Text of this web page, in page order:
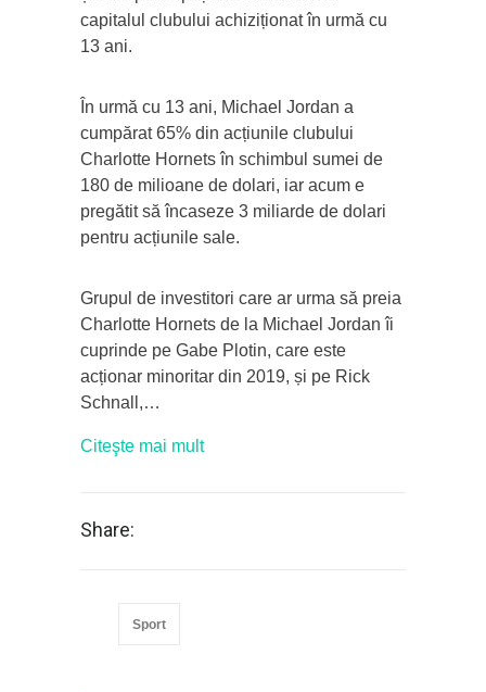
capitalul clubului achiziționat în urmă cu
13 ani.
În urmă cu 13 ani, Michael Jordan a
cumpărat 65% din acțiunile clubului
Charlotte Hornets în schimbul sumei de
180 de milioane de dolari, iar acum e
pregătit să încaseze 3 miliarde de dolari
pentru acțiunile sale.
Grupul de investitori care ar urma să preia
Charlotte Hornets de la Michael Jordan îi
cuprinde pe Gabe Plotin, care este
acționar minoritar din 2019, și pe Rick
Schnall,…
Citeşte mai mult
Share:
Sport